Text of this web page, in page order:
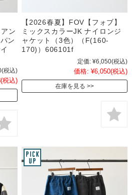
ン
ン
(税込)
(税込)
【2026春夏】FOV【フォブ】
ミックスカラーJK ナイロンジ
ャケット（3色）（F(160-
170)）606101f
定価: ¥6,050(税込)
価格: ¥6,050(税込)
在庫を見る